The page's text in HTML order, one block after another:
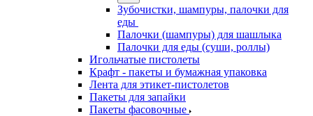
Зубочистки, шампуры, палочки для
еды
Палочки (шампуры) для шашлыка
Палочки для еды (суши, роллы)
Игольчатые пистолеты
Крафт - пакеты и бумажная упаковка
Лента для этикет-пистолетов
Пакеты для запайки
Пакеты фасовочные